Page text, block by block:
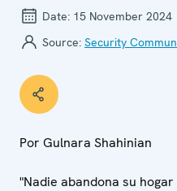
Date: 15 November 2024
Source: Security
Por Gulnara Shahinian
"Nadie abandona su